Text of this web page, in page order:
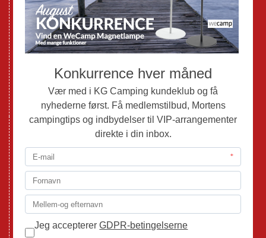
Brugte Campingvogne
Brugte Autocampere og Vans
Webshop
Mortens Campingtips
KG Camping Kundeklub
Nyheder
Adria
Adria Autocampere
Eriba
Fendt
Hobby
Randger Van